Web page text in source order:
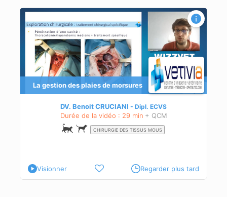
La gestion des plaies de morsures
DV. Benoit CRUCIANI Dipl. ECVS
Durée de la vidéo : 29 min + QCM
CHIRURGIE DES TISSUS MOUS
Visionner Regarder plus tard